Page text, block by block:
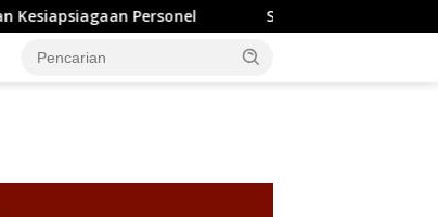
Sidak Tambang Probolinggo: Sekda